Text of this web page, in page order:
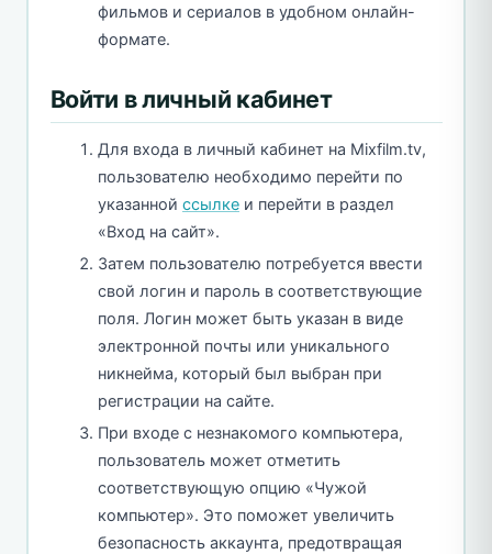
фильмов и сериалов в удобном онлайн-
формате.
Войти в личный кабинет
Для входа в личный кабинет на Mixfilm.tv,
пользователю необходимо перейти по
указанной ссылке и перейти в раздел
«Вход на сайт».
Затем пользователю потребуется ввести
свой логин и пароль в соответствующие
поля. Логин может быть указан в виде
электронной почты или уникального
никнейма, который был выбран при
регистрации на сайте.
При входе с незнакомого компьютера,
пользователь может отметить
соответствующую опцию «Чужой
компьютер». Это поможет увеличить
безопасность аккаунта, предотвращая